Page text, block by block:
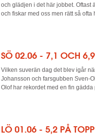
och glädjen i det här jobbet. Oftast
och fiskar med oss men rätt så
SÖ 02.06 - 7,1 OCH
Vilken suverän dag det blev igår
Johansson och farsgubben Sven-
Olof har rekordet med en fin
LÖ 01.06 - 5,2 PÅ TOPP